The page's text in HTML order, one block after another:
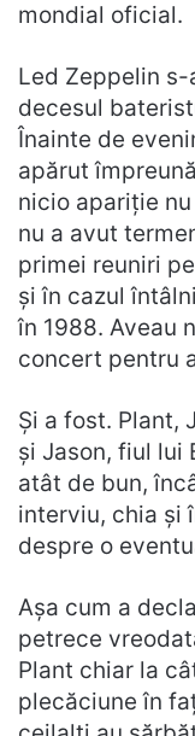
mondial oficial.
Led Zeppelin
decesul
Înainte de
apărut
nicio apariție
nu a avut
primei reuniri
și în cazul
în 1988. Aveau
concert pentru
Și a fost. Plant,
și Jason, fiul lui
atât de bun,
interviu, chia și
despre o
Așa cum a
petrece
Plant chiar la
plecăciune în